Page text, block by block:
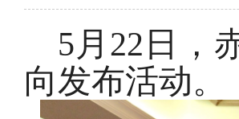
5月22日，
向发布活动。